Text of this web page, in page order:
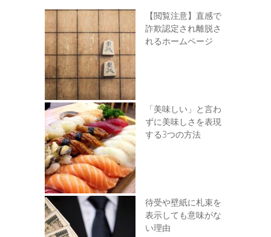
【閲覧注意】直感で
詐欺認定され離脱さ
れるホームページ
「美味しい」と言わ
ずに美味しさを表現
する3つの方法
待受や壁紙に札束を
表示しても意味がな
い理由